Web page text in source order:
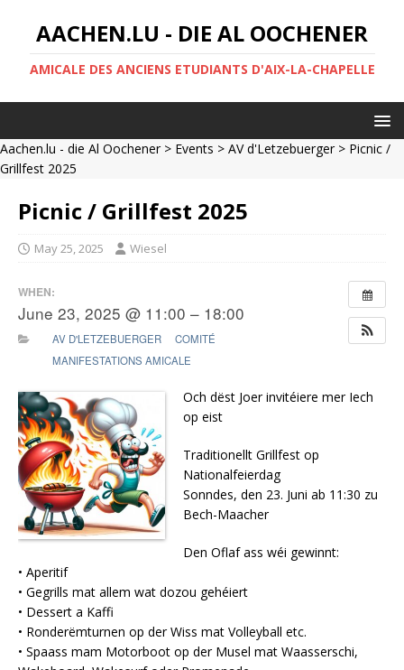
AACHEN.LU - DIE AL OOCHENER
AMICALE DES ANCIENS ETUDIANTS D'AIX-LA-CHAPELLE
Aachen.lu - die Al Oochener> Events > AV d'Letzebuerger> Picnic /
Grillfest 2025
Picnic / Grillfest 2025
May 25, 2025 Wiesel
WHEN:
June 23, 2025 @ 11:00 – 18:00
AV D'LETZEBUERGER
COMITÉ
MANIFESTATIONS AMICALE
Och dëst Joer invitéiere mer Iech
op eist
Traditionellt Grillfest op
Nationalfeierdag
Sonndes, den 23. Juni ab 11:30 zu
Bech-Maacher
Den Oflaf ass wéi gewinnt:
• Aperitif
• Gegrills mat allem wat dozou gehéiert
• Dessert a Kaffi
• Ronderëmturnen op der Wiss mat Volleyball etc.
• Spaass mam Motorboot op der Musel mat Waasserschi,